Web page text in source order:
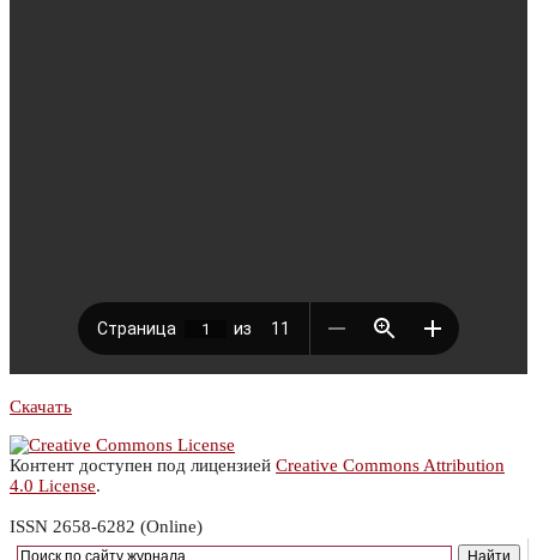
Скачать
Контент доступен под лицензией Creative Commons Attribution
4.0 License.
ISSN 2658-6282 (Online)